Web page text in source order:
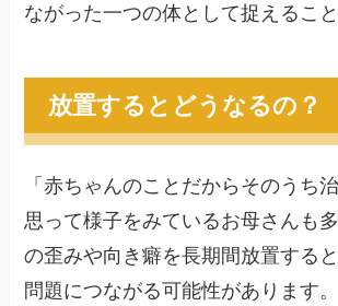
ながった一つの体として捉えること
放置するとどうなるの？
「赤ちゃんのことだからそのうち
思って様子をみているお母さんも
の歪みや向き癖を長期間放置する
問題につながる可能性があります。